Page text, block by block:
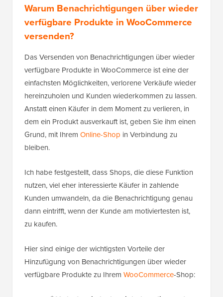
Warum Benachrichtigungen über wieder
verfügbare Produkte in WooCommerce
versenden?
Das Versenden von Benachrichtigungen über wieder
verfügbare Produkte in WooCommerce ist eine der
einfachsten Möglichkeiten, verlorene Verkäufe wieder
hereinzuholen und Kunden wiederkommen zu lassen.
Anstatt einen Käufer in dem Moment zu verlieren, in
dem ein Produkt ausverkauft ist, geben Sie ihm einen
Grund, mit Ihrem Online-Shop in Verbindung zu
bleiben.
Ich habe festgestellt, dass Shops, die diese Funktion
nutzen, viel eher interessierte Käufer in zahlende
Kunden umwandeln, da die Benachrichtigung genau
dann eintrifft, wenn der Kunde am motiviertesten ist,
zu kaufen.
Hier sind einige der wichtigsten Vorteile der
Hinzufügung von Benachrichtigungen über wieder
verfügbare Produkte zu Ihrem WooCommerce-Shop: